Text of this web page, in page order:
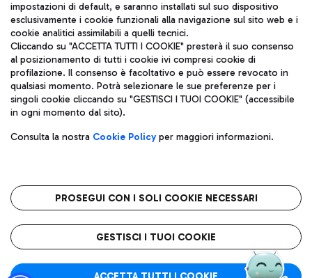
Pizza
Gelateria
Wine Bar & Sparkling
Autobus
Scopri le linee di autobus per raggiungere l'aeroporto
Leonardo Da Vinci.
Raggiungi l’aeroporto senza pensieri con il servizio di taxi a
Ristoranti
Scopri la nostra offerta per una pausa gustosa in aeroporto
Mappa Aeroporto Fiumicino
Aeroporti di Roma S.p.A. - Società soggetta a direzione e
coordinamento di Mundys S.p.A.
Codice fiscale e Registro delle Imprese di Roma 13032990155 P.
IVA 06572251004
Capitale sociale 62.224.743,00 int. vers.
Sede legale: Via Pier Paolo Racchetti 1 - 00054 Fiumicino (RM)
telefono +39 06 65951
Privacy policy
Note legali
Roma FCO
L'aeroporto stellato
impostazioni di default, e saranno installati sul suo dispositivo
esclusivamente i cookie funzionali alla navigazione sul sito web e i
cookie analitici assimilabili a quelli tecnici.
Cliccando su "ACCETTA TUTTI I COOKIE" presterà il suo consenso
al posizionamento di tutti i cookie ivi compresi cookie di
profilazione. Il consenso è facoltativo e può essere revocato in
qualsiasi momento. Potrà selezionare le sue preferenze per i
singoli cookie cliccando su "GESTISCI I TUOI COOKIE" (accessibile
in ogni momento dal sito).
Consulta la nostra Cookie Policyper maggiori informazioni.
PROSEGUI CON I SOLI COOKIE NECESSARI
GESTISCI I TUOI COOKIE